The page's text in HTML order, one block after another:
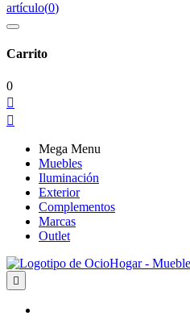
artículo(0)
Carrito
0


Mega Menu
Muebles
Iluminación
Exterior
Complementos
Marcas
Outlet
